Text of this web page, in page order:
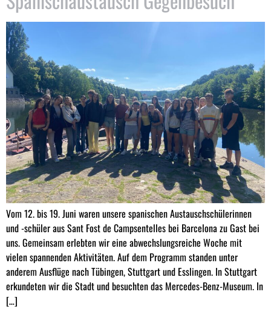
Vom 12. bis 19. Juni waren unsere spanischen Austauschschülerinnen
und -schüler aus Sant Fost de Campsentelles bei Barcelona zu Gast bei
uns. Gemeinsam erlebten wir eine abwechslungsreiche Woche mit
vielen spannenden Aktivitäten. Auf dem Programm standen unter
anderem Ausflüge nach Tübingen, Stuttgart und Esslingen. In Stuttgart
erkundeten wir die Stadt und besuchten das Mercedes-Benz-Museum. In
[…]